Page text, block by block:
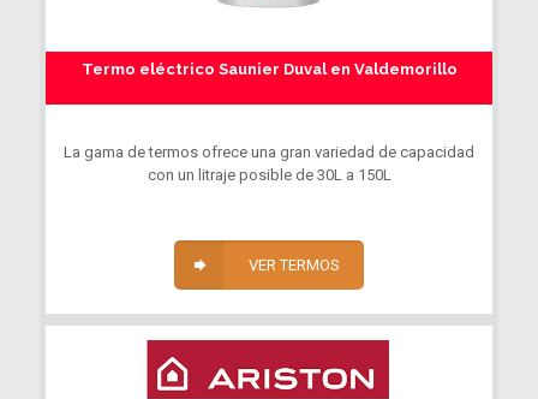
Termo eléctrico Saunier Duval en Valdemorillo
La gama de termos ofrece una gran variedad de capacidad
con un litraje posible de 30L a 150L
VER TERMOS